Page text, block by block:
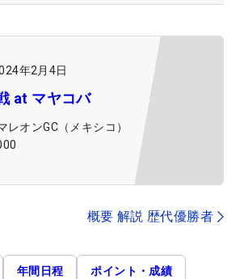
年2月4日
at マヤコバ
レオンGC（メキシコ）
概要 解説 歴代優勝者
年間日程 ポイント・成績